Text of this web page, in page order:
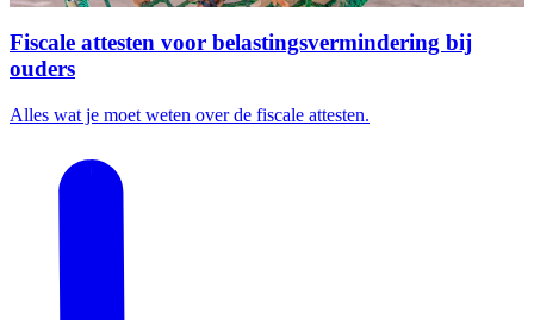
Fiscale attesten voor belastingsvermindering bij
ouders
Alles wat je moet weten over de fiscale attesten.